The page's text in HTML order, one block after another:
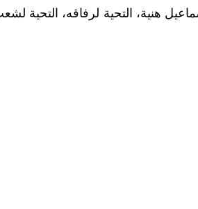
هنية، التحية لرفاقه، التحية